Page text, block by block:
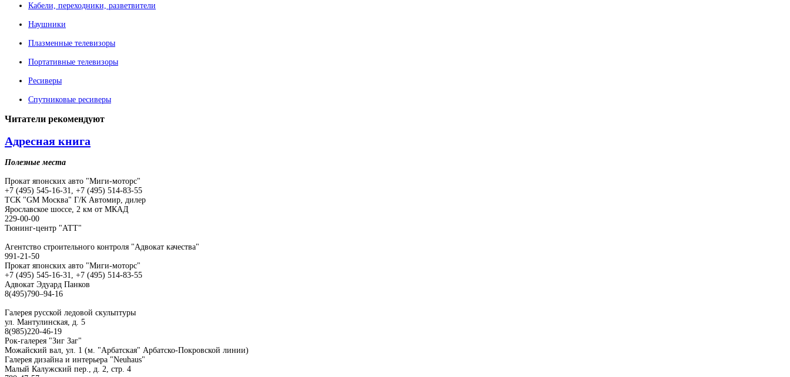
Кабели, переходники, разветвители
Наушники
Плазменные телевизоры
Портативные телевизоры
Ресиверы
Спутниковые ресиверы
Читатели рекомендуют
Адресная книга
Полезные места
Прокат японских авто "Миги-моторс"
+7 (495) 545-16-31, +7 (495) 514-83-55
ТСК "GM Москва" Г/К Автомир, дилер
Ярославское шоссе, 2 км от МКАД
229-00-00
Тюнинг-центр "АТТ"
Агентство строительного контроля "Адвокат качества"
991-21-50
Прокат японских авто "Миги-моторс"
+7 (495) 545-16-31, +7 (495) 514-83-55
Адвокат Эдуард Панков
8(495)790–94-16
Галерея русской ледовой скульптуры
ул. Мантулинская, д. 5
8(985)220-46-19
Рок-галерея "Зиг Заг"
Можайский вал, ул. 1 (м. "Арбатская" Арбатско-Покровской линии)
Галерея дизайна и интерьера "Neuhaus"
Малый Калужский пер., д. 2, стр. 4